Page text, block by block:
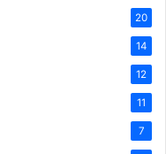
20
14
12
11
7